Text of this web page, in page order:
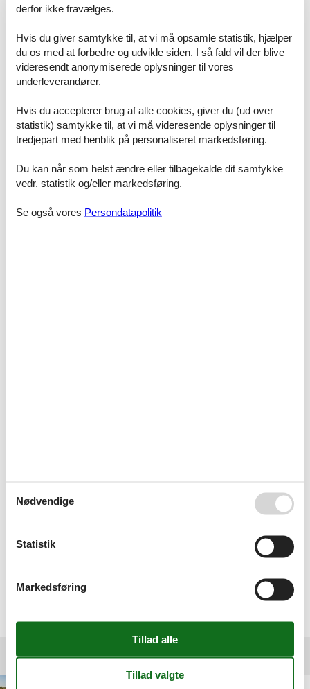
Tæt på stranden og gåture.
Prisgaranti og kundeservice
du naturligvis dækket af Felines prisgaranti. Vi står inde for at der
bredt og varieret udbud af ferier som er nemme at
Destinationer under Skovmose
derfor ikke fravælges.
Hvis du giver samtykke til, at vi må opsamle statistik, hjælper
du os med at forbedre og udvikle siden. I så fald vil der blive
videresendt anonymiserede oplysninger til vores
underleverandører.
Hvis du accepterer brug af alle cookies, giver du (ud over
statistik) samtykke til, at vi må videresende oplysninger til
tredjepart med henblik på personaliseret markedsføring.
Du kan når som helst ændre eller tilbagekalde dit samtykke
vedr. statistik og/eller markedsføring.
Se også vores Persondatapolitik
Nødvendige
Statistik
Markedsføring